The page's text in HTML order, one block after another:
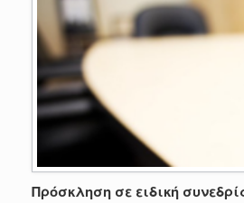
Πρόσκληση σε ειδική